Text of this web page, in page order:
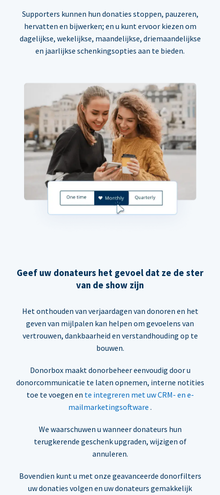
Supporters kunnen hun donaties stoppen, pauzeren,
hervatten en bijwerken; en u kunt ervoor kiezen om
dagelijkse, wekelijkse, maandelijkse, driemaandelijkse
en jaarlijkse schenkingsopties aan te bieden.
Geef uw donateurs het gevoel dat ze de ster
van de show zijn
Het onthouden van verjaardagen van donoren en het
geven van mijlpalen kan helpen om gevoelens van
vertrouwen, dankbaarheid en verstandhouding op te
bouwen.
Donorbox maakt donorbeheer eenvoudig door u
donorcommunicatie te laten opnemen, interne notities
toe te voegen en te integreren met uw CRM- en e-
mailmarketingsoftware .
We waarschuwen u wanneer donateurs hun
terugkerende geschenk upgraden, wijzigen of
annuleren.
Bovendien kunt u met onze geavanceerde donorfilters
uw donaties volgen en uw donateurs gemakkelijk